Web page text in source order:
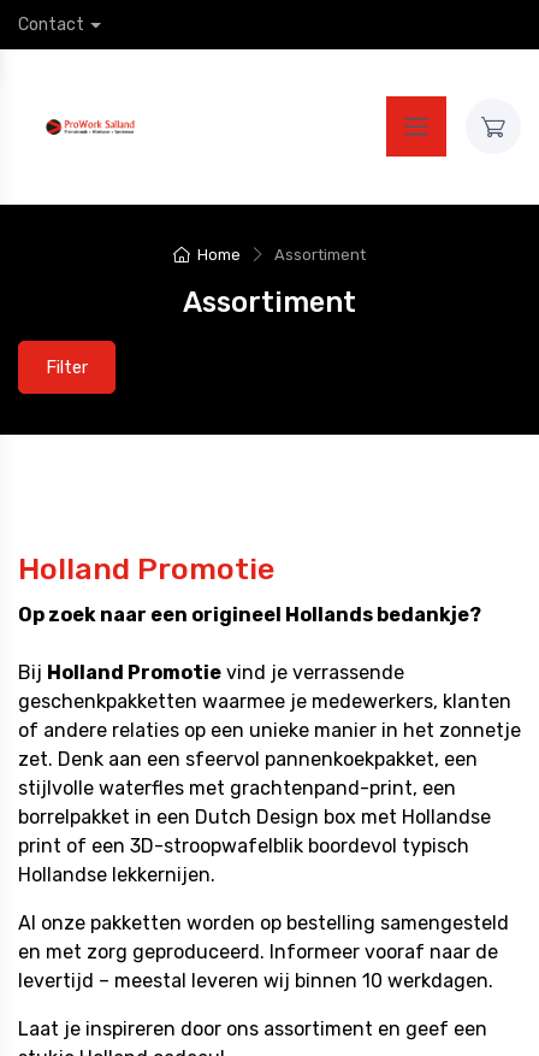
Contact
Home Assortiment
Assortiment
Filter
Holland Promotie
Op zoek naar een origineel Hollands bedankje?
Bij Holland Promotie vind je verrassende
geschenkpakketten waarmee je medewerkers, klanten
of andere relaties op een unieke manier in het zonnetje
zet. Denk aan een sfeervol pannenkoekpakket, een
stijlvolle waterfles met grachtenpand-print, een
borrelpakket in een Dutch Design box met Hollandse
print of een 3D-stroopwafelblik boordevol typisch
Hollandse lekkernijen.
Al onze pakketten worden op bestelling samengesteld
en met zorg geproduceerd. Informeer vooraf naar de
levertijd – meestal leveren wij binnen 10 werkdagen.
Laat je inspireren door ons assortiment en geef een